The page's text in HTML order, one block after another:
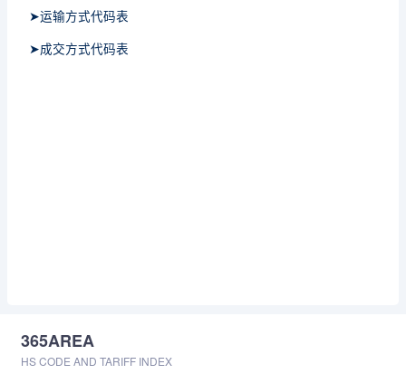
➤运输方式代码表
➤成交方式代码表
365AREA
HS CODE AND TARIFF INDEX